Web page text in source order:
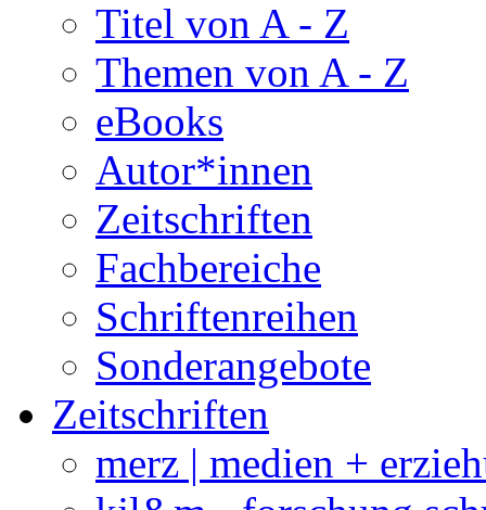
Titel von A - Z
Themen von A - Z
eBooks
Autor*innen
Zeitschriften
Fachbereiche
Schriftenreihen
Sonderangebote
Zeitschriften
merz | medien +